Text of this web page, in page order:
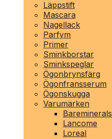
Läppstift
Mascara
Nagellack
Parfym
Primer
Sminkborstar
Sminkspeglar
Ögonbrynsfärg
Ögonfransserum
Ögonskugga
Varumärken
Bareminerals
Lancome
Loreal